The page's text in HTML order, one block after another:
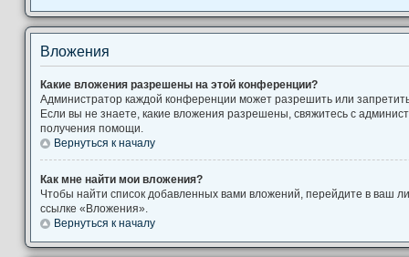
Вложения
Какие вложения разрешены на этой конференции?
Администратор каждой конференции может разрешить или
Если вы не знаете, какие вложения разрешены, свяжитесь с
получения помощи.
Вернуться к началу
Как мне найти мои вложения?
Чтобы найти список добавленных вами вложений, перейдите в ваш
ссылке «Вложения».
Вернуться к началу